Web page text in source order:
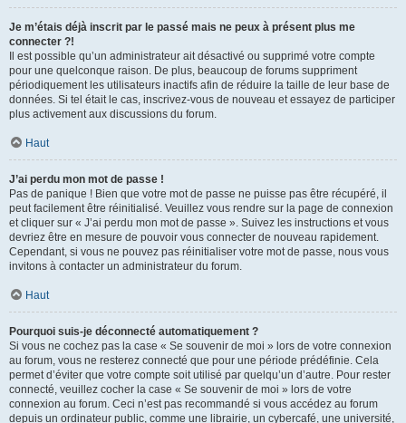
Je m’étais déjà inscrit par le passé mais ne peux à présent plus me
connecter ?!
Il est possible qu’un administrateur ait désactivé ou supprimé votre compte
pour une quelconque raison. De plus, beaucoup de forums suppriment
périodiquement les utilisateurs inactifs afin de réduire la taille de leur base de
données. Si tel était le cas, inscrivez-vous de nouveau et essayez de participer
plus activement aux discussions du forum.
Haut
J’ai perdu mon mot de passe !
Pas de panique ! Bien que votre mot de passe ne puisse pas être récupéré, il
peut facilement être réinitialisé. Veuillez vous rendre sur la page de connexion
et cliquer sur « J’ai perdu mon mot de passe ». Suivez les instructions et vous
devriez être en mesure de pouvoir vous connecter de nouveau rapidement.
Cependant, si vous ne pouvez pas réinitialiser votre mot de passe, nous vous
invitons à contacter un administrateur du forum.
Haut
Pourquoi suis-je déconnecté automatiquement ?
Si vous ne cochez pas la case « Se souvenir de moi » lors de votre connexion
au forum, vous ne resterez connecté que pour une période prédéfinie. Cela
permet d’éviter que votre compte soit utilisé par quelqu’un d’autre. Pour rester
connecté, veuillez cocher la case « Se souvenir de moi » lors de votre
connexion au forum. Ceci n’est pas recommandé si vous accédez au forum
depuis un ordinateur public, comme une librairie, un cybercafé, une université,